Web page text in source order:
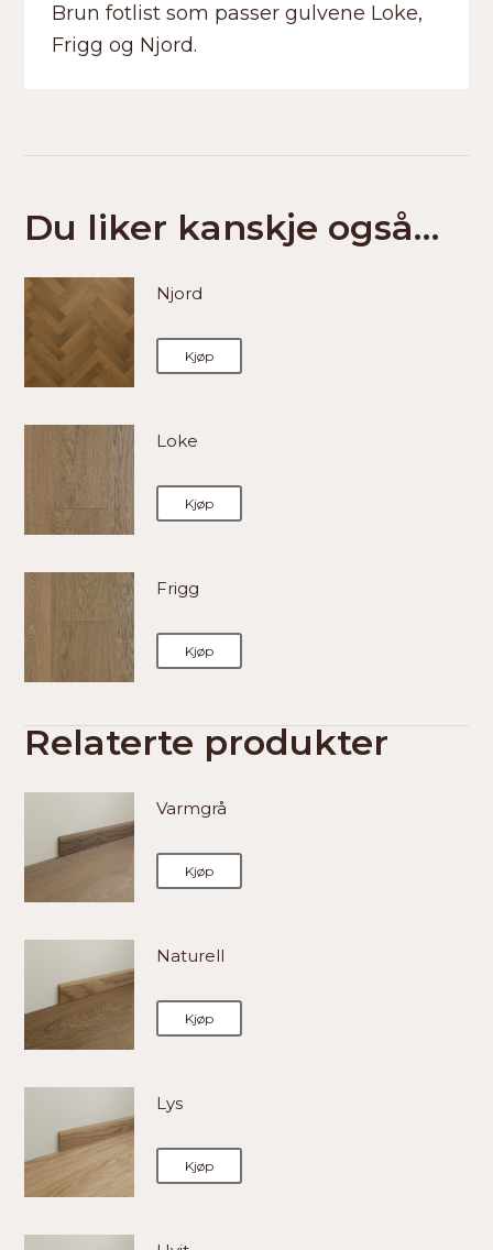
Brun fotlist som passer gulvene Loke,
Frigg og Njord.
Du liker kanskje også…
Njord
Kjøp
Loke
Kjøp
Frigg
Kjøp
Relaterte produkter
Varmgrå
Kjøp
Naturell
Kjøp
Lys
Kjøp